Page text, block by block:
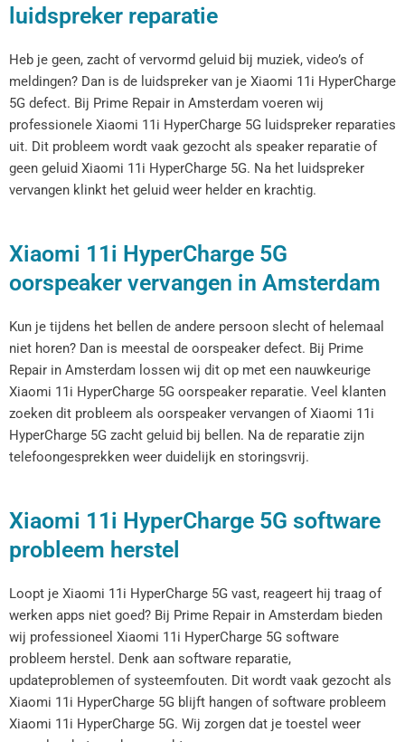
luidspreker reparatie
Heb je geen, zacht of vervormd geluid bij muziek, video’s of
meldingen? Dan is de luidspreker van je Xiaomi 11i HyperCharge
5G defect. Bij Prime Repair in Amsterdam voeren wij
professionele Xiaomi 11i HyperCharge 5G luidspreker reparaties
uit. Dit probleem wordt vaak gezocht als speaker reparatie of
geen geluid Xiaomi 11i HyperCharge 5G. Na het luidspreker
vervangen klinkt het geluid weer helder en krachtig.
Xiaomi 11i HyperCharge 5G
oorspeaker vervangen in Amsterdam
Kun je tijdens het bellen de andere persoon slecht of helemaal
niet horen? Dan is meestal de oorspeaker defect. Bij Prime
Repair in Amsterdam lossen wij dit op met een nauwkeurige
Xiaomi 11i HyperCharge 5G oorspeaker reparatie. Veel klanten
zoeken dit probleem als oorspeaker vervangen of Xiaomi 11i
HyperCharge 5G zacht geluid bij bellen. Na de reparatie zijn
telefoongesprekken weer duidelijk en storingsvrij.
Xiaomi 11i HyperCharge 5G software
probleem herstel
Loopt je Xiaomi 11i HyperCharge 5G vast, reageert hij traag of
werken apps niet goed? Bij Prime Repair in Amsterdam bieden
wij professioneel Xiaomi 11i HyperCharge 5G software
probleem herstel. Denk aan software reparatie,
updateproblemen of systeemfouten. Dit wordt vaak gezocht als
Xiaomi 11i HyperCharge 5G blijft hangen of software probleem
Xiaomi 11i HyperCharge 5G. Wij zorgen dat je toestel weer